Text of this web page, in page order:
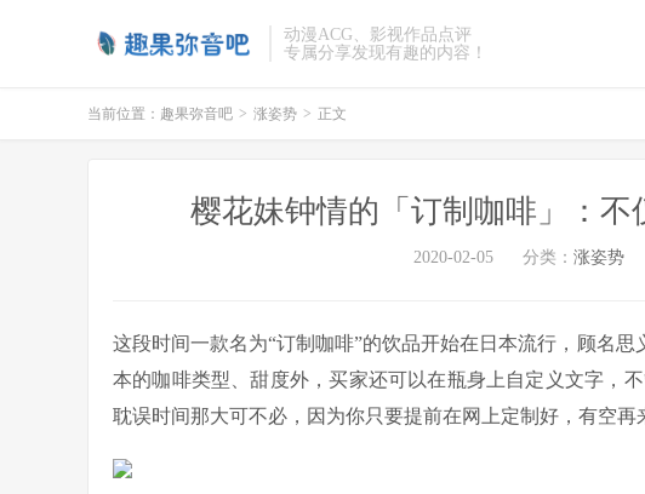
动漫ACG、影视作品点评
专属分享发现有趣的内容！
当前位置： 趣果弥音吧 > 涨姿势 > 正文
樱花妹钟情的「订制咖啡」：不
2020-02-05 分类： 涨姿势
这段时间一款名为“订制咖啡”的饮品开始在日本流行，顾名
本的咖啡类型、甜度外，买家还可以在瓶身上自定义文字，
耽误时间那大可不必，因为你只要提前在网上定制好，有空